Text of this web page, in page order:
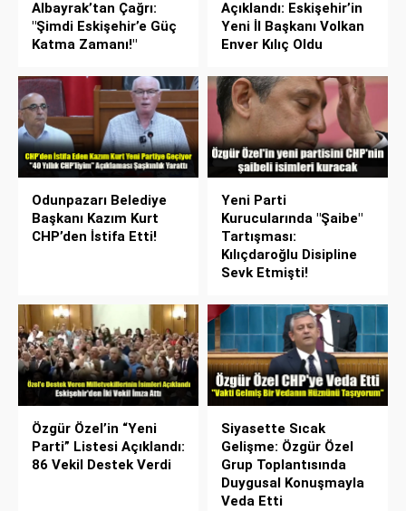
Albayrak’tan Çağrı:
"Şimdi Eskişehir’e Güç
Katma Zamanı!"
Açıklandı: Eskişehir’in
Yeni İl Başkanı Volkan
Enver Kılıç Oldu
Odunpazarı Belediye
Başkanı Kazım Kurt
CHP’den İstifa Etti!
Yeni Parti
Kurucularında "Şaibe"
Tartışması:
Kılıçdaroğlu Disipline
Sevk Etmişti!
Özgür Özel’in “Yeni
Parti” Listesi Açıklandı:
86 Vekil Destek Verdi
Siyasette Sıcak
Gelişme: Özgür Özel
Grup Toplantısında
Duygusal Konuşmayla
Veda Etti